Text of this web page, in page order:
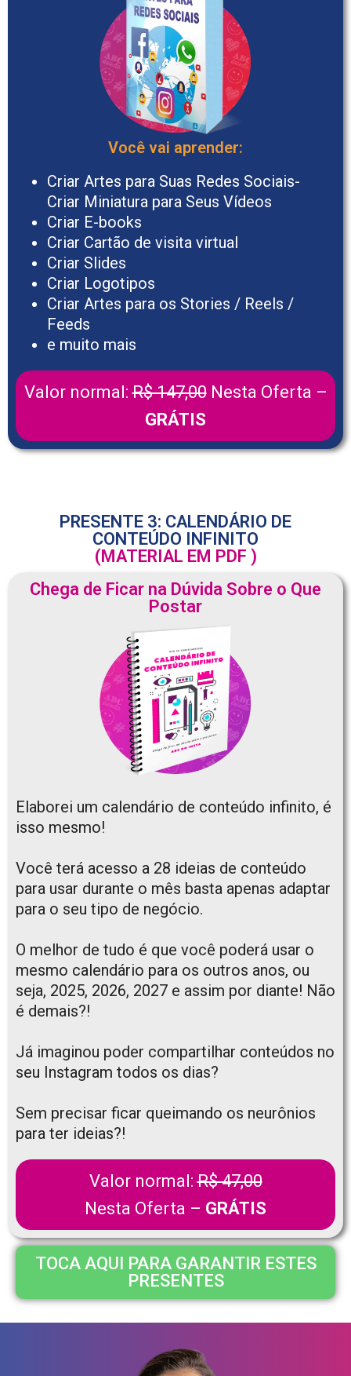
Você vai aprender:​
Criar Artes para Suas Redes Sociais-
Criar Miniatura para Seus Vídeos
Criar E-books
Criar Cartão de visita virtual
Criar Slides
Criar Logotipos
Criar Artes para os Stories / Reels /
Feeds
e muito mais
Valor normal:R$ 147,00Nesta Oferta –
GRÁTIS
PRESENTE 3: CALENDÁRIO DE
CONTEÚDO INFINITO
(MATERIAL EM PDF )
Chega de Ficar na Dúvida Sobre o Que
Postar
Elaborei um calendário de conteúdo infinito, é
isso mesmo!
Você terá acesso a 28 ideias de conteúdo
para usar durante o mês basta apenas adaptar
para o seu tipo de negócio.
O melhor de tudo é que você poderá usar o
mesmo calendário para os outros anos, ou
seja, 2025, 2026, 2027 e assim por diante! Não
é demais?!
Já imaginou poder compartilhar conteúdos no
seu Instagram todos os dias?
Sem precisar ficar queimando os neurônios
para ter ideias?!
Valor normal:R$ 47,00
Nesta Oferta – GRÁTIS
TOCA AQUI PARA GARANTIR ESTES
PRESENTES